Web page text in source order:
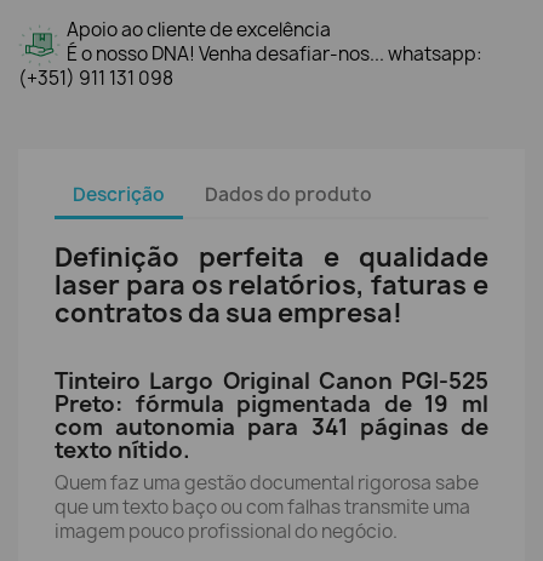
Apoio ao cliente de excelência
É o nosso DNA! Venha desafiar-nos... whatsapp:
(+351) 911 131 098
Descrição Dados do produto
Definição perfeita e qualidade
laser para os relatórios, faturas e
contratos da sua empresa!
Tinteiro Largo Original Canon PGI-525
Preto: fórmula pigmentada de 19 ml
com autonomia para 341 páginas de
texto nítido.
Quem faz uma gestão documental rigorosa sabe
que um texto baço ou com falhas transmite uma
imagem pouco profissional do negócio.